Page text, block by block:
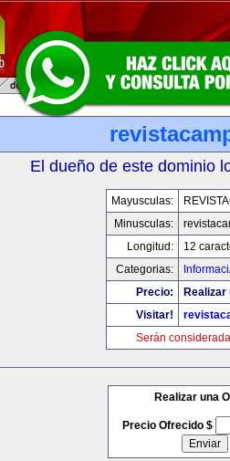
El dueño de este dominio
Mayusculas:
Minusculas:
Longitud:
12
Categorias:
Precio:
Realizar
Visitar!
Serán
Realizar una
Precio Ofrecido $